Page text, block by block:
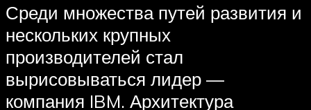
Среди множества путей развития и
нескольких крупных
производителей стал
вырисовываться лидер —
компания IBM. Архитектура